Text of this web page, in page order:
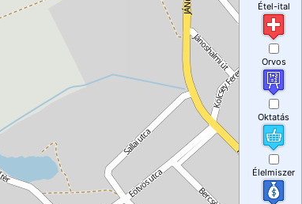
Étel-ital
Orvos
Oktatás
Élelmiszer